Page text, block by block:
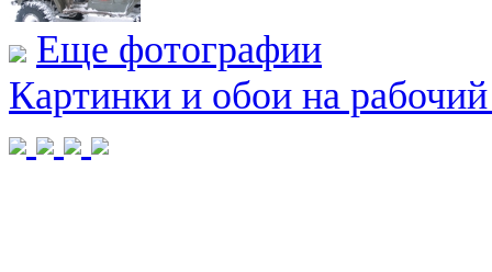
Еще фотографии
Картинки и обои на